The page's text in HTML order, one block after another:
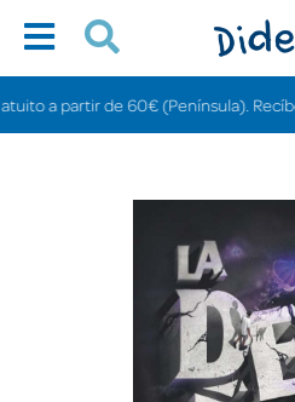
a partir de 60€ (Península). Recíbelo